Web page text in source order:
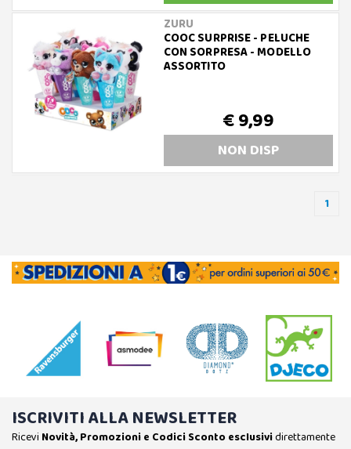
ZURU
COOC SURPRISE - PELUCHE
CON SORPRESA - MODELLO
ASSORTITO
€ 9,99
NON DISP
1
ISCRIVITI ALLA NEWSLETTER
Ricevi Novità, Promozioni e Codici Sconto esclusividirettamente